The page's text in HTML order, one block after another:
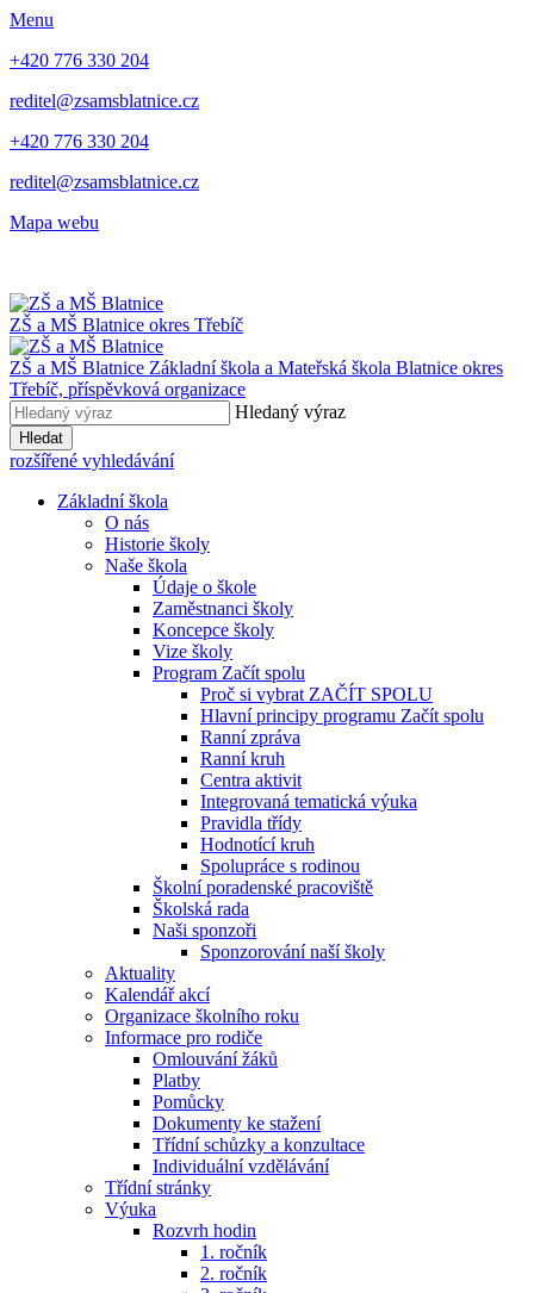
Menu
+420 776 330 204
reditel@zsamsblatnice.cz
+420 776 330 204
reditel@zsamsblatnice.cz
Mapa webu
ZŠ a MŠ Blatnice okres Třebíč
ZŠ a MŠ Blatnice Základní škola a Mateřská škola Blatnice okres
Třebíč, příspěvková organizace
Hledaný výraz
Hledat
rozšířené vyhledávání
Základní škola
O nás
Historie školy
Naše škola
Údaje o škole
Zaměstnanci školy
Koncepce školy
Vize školy
Program Začít spolu
Proč si vybrat ZAČÍT SPOLU
Hlavní principy programu Začít spolu
Ranní zpráva
Ranní kruh
Centra aktivit
Integrovaná tematická výuka
Pravidla třídy
Hodnotící kruh
Spolupráce s rodinou
Školní poradenské pracoviště
Školská rada
Naši sponzoři
Sponzorování naší školy
Aktuality
Kalendář akcí
Organizace školního roku
Informace pro rodiče
Omlouvání žáků
Platby
Pomůcky
Dokumenty ke stažení
Třídní schůzky a konzultace
Individuální vzdělávání
Třídní stránky
Výuka
Rozvrh hodin
1. ročník
2. ročník